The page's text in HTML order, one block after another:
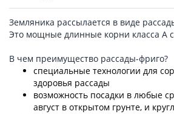
Земляника рассылается в виде
Это мощные длинные корни класса А
В чем преимущество рассады-фриго?
специальные технологии для
здоровья рассады
возможность посадки в любые
август в открытом грунте, и